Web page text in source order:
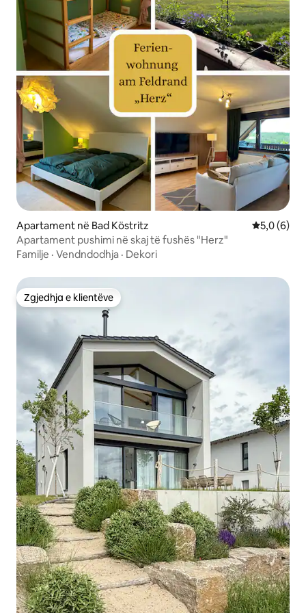
Apartament në Bad Köstritz Vlerësimi
5,0 (6)
Apartament pushimi në skaj të fushës "Herz"
Familje · Vendndodhja · Dekori
Zgjedhja e klientëve
Zgjedhja e klientëve